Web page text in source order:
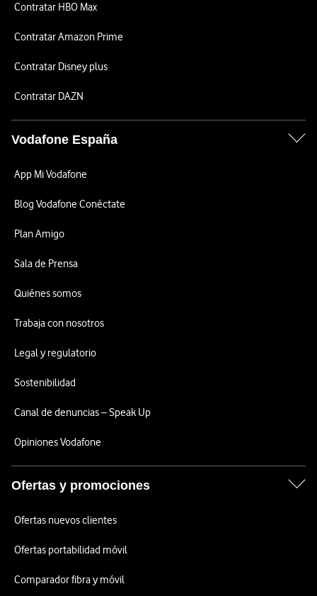
Contratar HBO Max
Contratar Amazon Prime
Contratar Disney plus
Contratar DAZN
Vodafone España
App Mi Vodafone
Blog Vodafone Conéctate
Plan Amigo
Sala de Prensa
Quiénes somos
Trabaja con nosotros
Legal y regulatorio
Sostenibilidad
Canal de denuncias – Speak Up
Opiniones Vodafone
Ofertas y promociones
Ofertas nuevos clientes
Ofertas portabilidad móvil
Comparador fibra y móvil